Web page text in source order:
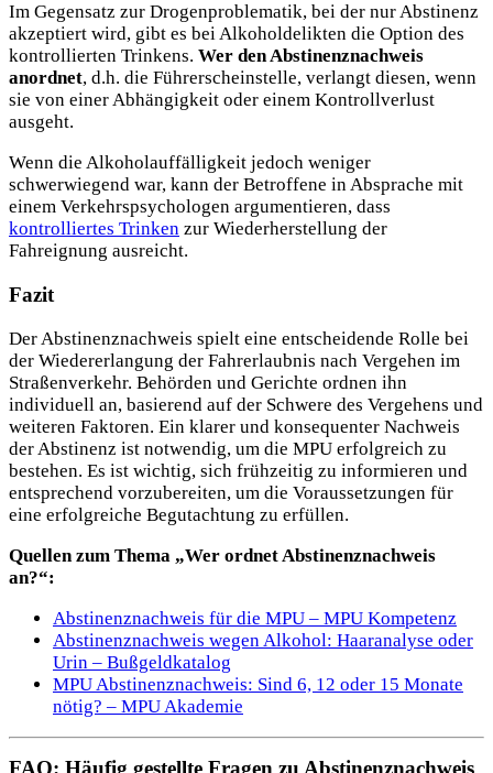
Im Gegensatz zur Drogenproblematik, bei der nur Abstinenz
akzeptiert wird, gibt es bei Alkoholdelikten die Option des
kontrollierten Trinkens. Wer den Abstinenznachweis
anordnet, d.h. die Führerscheinstelle, verlangt diesen, wenn
sie von einer Abhängigkeit oder einem Kontrollverlust
ausgeht.
Wenn die Alkoholauffälligkeit jedoch weniger
schwerwiegend war, kann der Betroffene in Absprache mit
einem Verkehrspsychologen argumentieren, dass
kontrolliertes Trinken zur Wiederherstellung der
Fahreignung ausreicht.
Fazit
Der Abstinenznachweis spielt eine entscheidende Rolle bei
der Wiedererlangung der Fahrerlaubnis nach Vergehen im
Straßenverkehr. Behörden und Gerichte ordnen ihn
individuell an, basierend auf der Schwere des Vergehens und
weiteren Faktoren. Ein klarer und konsequenter Nachweis
der Abstinenz ist notwendig, um die MPU erfolgreich zu
bestehen. Es ist wichtig, sich frühzeitig zu informieren und
entsprechend vorzubereiten, um die Voraussetzungen für
eine erfolgreiche Begutachtung zu erfüllen.
Quellen zum Thema „Wer ordnet Abstinenznachweis
an?“:
Abstinenznachweis für die MPU – MPU Kompetenz
Abstinenznachweis wegen Alkohol: Haaranalyse oder
Urin – Bußgeldkatalog
MPU Abstinenznachweis: Sind 6, 12 oder 15 Monate
nötig? – MPU Akademie
FAQ: Häufig gestellte Fragen zu Abstinenznachweis